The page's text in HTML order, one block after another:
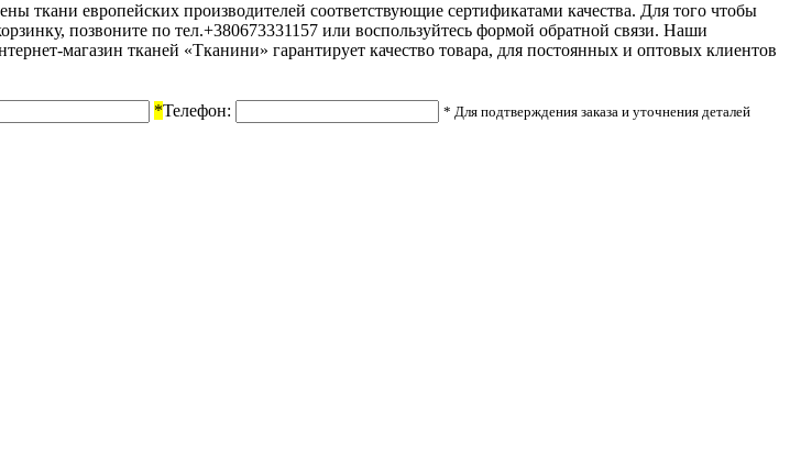
ткани европейских производителей соответствующие сертификатами качества. Для того чтобы
позвоните по тел.+380673331157 или воспользуйтесь формой обратной связи. Наши
магазин тканей «Тканини» гарантирует качество товара, для постоянных и оптовых клиентов
*Телефон: * Для подтверждения заказа и уточнения деталей